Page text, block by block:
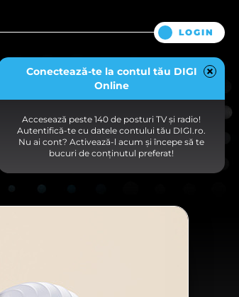
LOGIN
Conectează-te la contul tău DIGI
Online
Accesează peste 140 de posturi TV și radio!
Autentifică-te cu datele contului tău DIGI.ro.
Nu ai cont? Activează-l acum și începe să te
bucuri de conținutul preferat!